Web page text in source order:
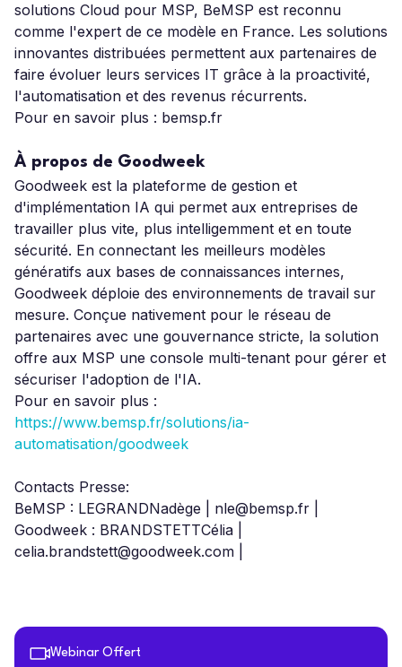
solutions Cloud pour MSP, BeMSP est reconnu
comme l'expert de ce modèle en France. Les solutions
innovantes distribuées permettent aux partenaires de
faire évoluer leurs services IT grâce à la proactivité,
l'automatisation et des revenus récurrents.
Pour en savoir plus : bemsp.fr
À propos de Goodweek
Goodweek est la plateforme de gestion et
d'implémentation IA qui permet aux entreprises de
travailler plus vite, plus intelligemment et en toute
sécurité. En connectant les meilleurs modèles
génératifs aux bases de connaissances internes,
Goodweek déploie des environnements de travail sur
mesure. Conçue nativement pour le réseau de
partenaires avec une gouvernance stricte, la solution
offre aux MSP une console multi-tenant pour gérer et
sécuriser l'adoption de l'IA.
Pour en savoir plus :
https://www.bemsp.fr/solutions/ia-
automatisation/goodweek
Contacts Presse:
BeMSP : LEGRANDNadège | nle@bemsp.fr |
Goodweek : BRANDSTETTCélia |
celia.brandstett@goodweek.com |
Webinar Offert